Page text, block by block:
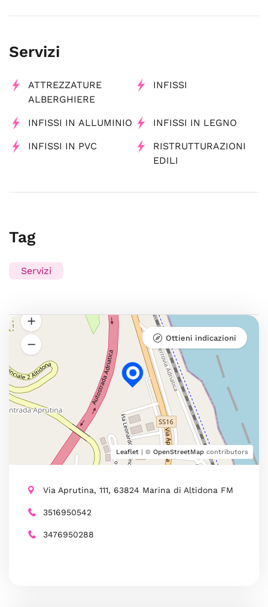
Servizi
ATTREZZATURE
ALBERGHIERE
INFISSI
INFISSI IN ALLUMINIO INFISSI IN LEGNO
INFISSI IN PVC
RISTRUTTURAZIONI
EDILI
Tag
Servizi
Leaflet | © OpenStreetMap contributors
Ottieni indicazioni
Via Aprutina, 111, 63824 Marina di Altidona FM
3516950542
3476950288